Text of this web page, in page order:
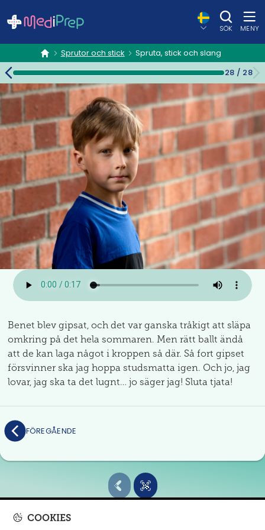
SÖK MENY
hem Sprutor och stick
Spruta, stick och slang
28 / 28
Benet blev gipsat, och det var ganska tråkigt att släpa
omkring på det hela sommaren. Men rätt ballt ändå
att de kan laga något i kroppen så där. Så fort gipset
försvinner ska jag hoppa studsmatta igen. Och jo, jag
lovar, jag ska ta det lugnt… jo säger jag! Sluta tjata!
FÖREGÅENDE
COOKIES